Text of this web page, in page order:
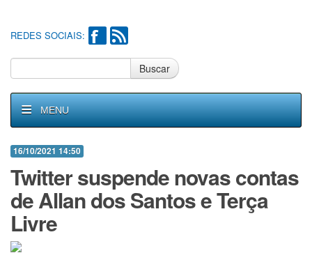
REDES SOCIAIS:
Buscar
MENU
16/10/2021 14:50
Twitter suspende novas contas
de Allan dos Santos e Terça
Livre